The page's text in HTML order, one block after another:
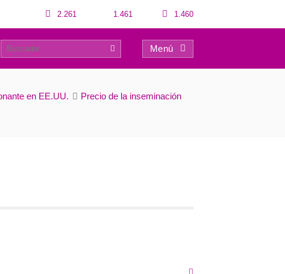
2.261 1.461 1.460
Menú
0
en EE.UU.
Precio de la inseminación